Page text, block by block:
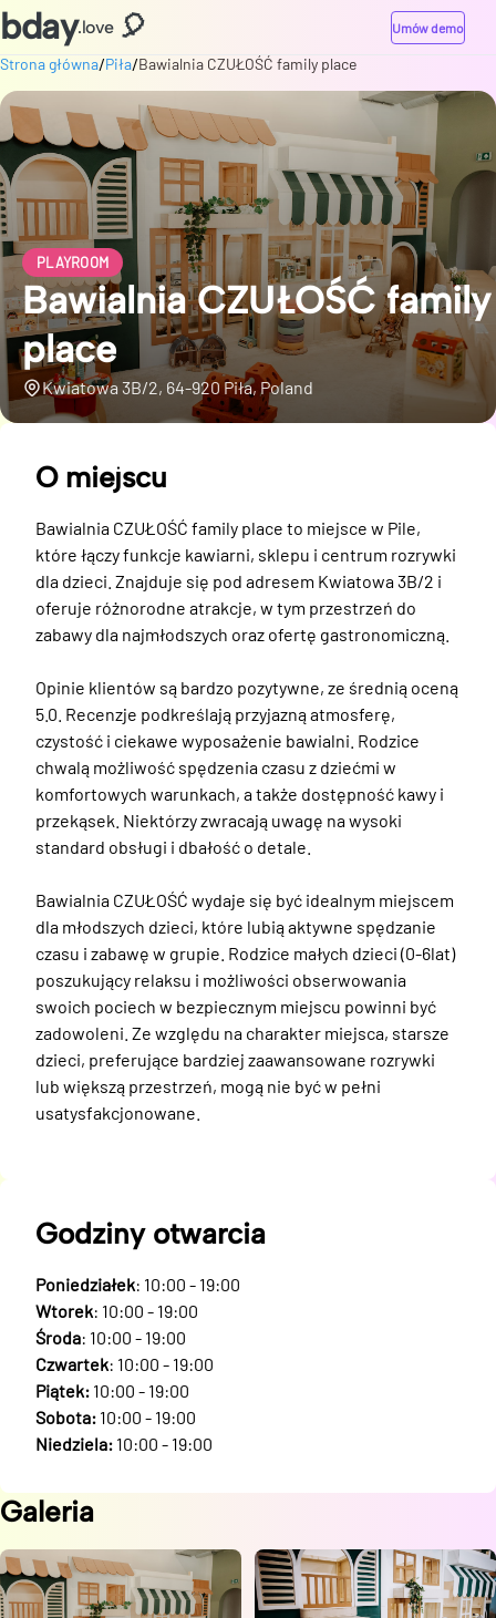
bday.love 🎈 Umów demo
Strona główna/Piła/Bawialnia CZUŁOŚĆ family place
PLAYROOM
Bawialnia CZUŁOŚĆ family
place
Kwiatowa 3B/2, 64-920 Piła, Poland
O miejscu
Bawialnia CZUŁOŚĆ family place to miejsce w Pile,
które łączy funkcje kawiarni, sklepu i centrum rozrywki
dla dzieci. Znajduje się pod adresem Kwiatowa 3B/2 i
oferuje różnorodne atrakcje, w tym przestrzeń do
zabawy dla najmłodszych oraz ofertę gastronomiczną.
Opinie klientów są bardzo pozytywne, ze średnią oceną
5.0. Recenzje podkreślają przyjazną atmosferę,
czystość i ciekawe wyposażenie bawialni. Rodzice
chwalą możliwość spędzenia czasu z dziećmi w
komfortowych warunkach, a także dostępność kawy i
przekąsek. Niektórzy zwracają uwagę na wysoki
standard obsługi i dbałość o detale.
Bawialnia CZUŁOŚĆ wydaje się być idealnym miejscem
dla młodszych dzieci, które lubią aktywne spędzanie
czasu i zabawę w grupie. Rodzice małych dzieci (0-6lat)
poszukujący relaksu i możliwości obserwowania
swoich pociech w bezpiecznym miejscu powinni być
zadowoleni. Ze względu na charakter miejsca, starsze
dzieci, preferujące bardziej zaawansowane rozrywki
lub większą przestrzeń, mogą nie być w pełni
usatysfakcjonowane.
Godziny otwarcia
Poniedziałek: 10:00 - 19:00
Wtorek: 10:00 - 19:00
Środa: 10:00 - 19:00
Czwartek: 10:00 - 19:00
Piątek: 10:00 - 19:00
Sobota: 10:00 - 19:00
Niedziela: 10:00 - 19:00
Galeria